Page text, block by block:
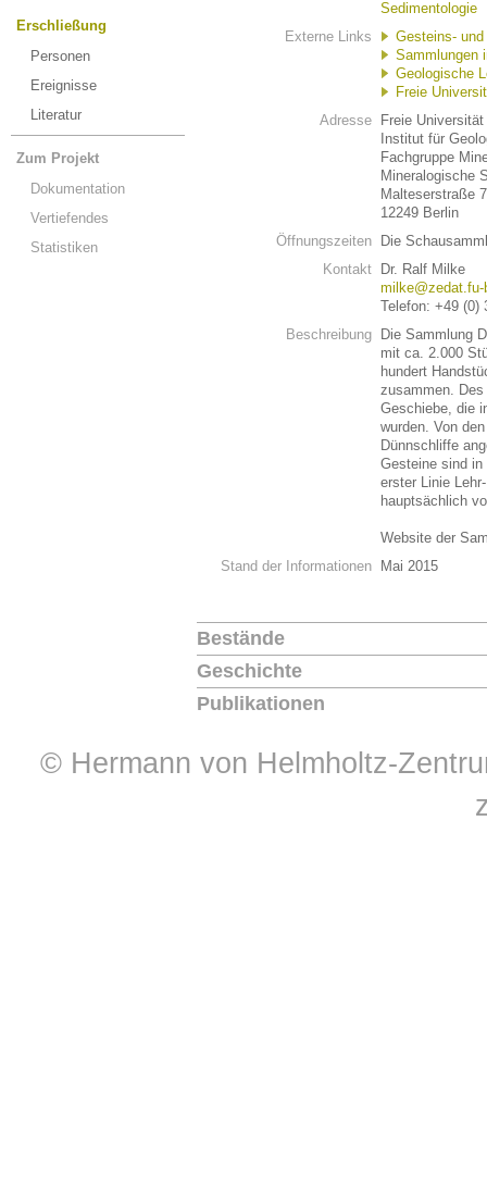
Erschließung
Personen
Ereignisse
Literatur
Zum Projekt
Dokumentation
Vertiefendes
Statistiken
Sedimentologie
Externe Links
Gesteins-
Sammlungen
Geologische
Freie
Adresse
Freie
Institut für
Fachgruppe
Mineralogische
Malteserstraße
12249 Berlin
Öffnungszeiten
Die
Kontakt
Dr. Ralf Milke
milke@zedat.fu-
Telefon: +49 (0)
Beschreibung
Die Sammlung
mit ca. 2.000
hundert
zusammen.
Geschiebe, die
wurden. Von
Dünnschliffe
Gesteine sind
erster Linie
hauptsächlich
Website der
Stand der Informationen
Mai 2015
Bestände
Geschichte
Publikationen
© Hermann von Helmholtz-